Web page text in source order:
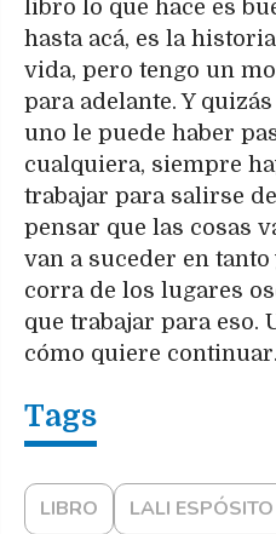
libro lo que hace es
hasta acá, es la
vida, pero tengo un
para adelante. Y
uno le puede haber
cualquiera, siempre
trabajar para salirse
pensar que las cosas
van a suceder en
corra de los lugares
que trabajar para eso.
cómo quiere continuar.
LIBRO LALI ESPÓSITO